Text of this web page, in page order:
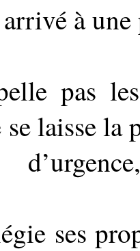
à
pas
se laisse
ses